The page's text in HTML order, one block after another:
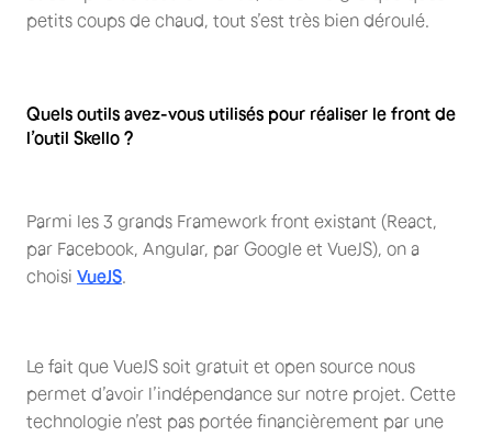
petits coups de chaud, tout s’est très bien déroulé.
Quels outils avez-vous utilisés pour réaliser le front de
l’outil Skello ?
Parmi les 3 grands Framework front existant (React,
par Facebook, Angular, par Google et VueJS), on a
choisi VueJS
Le fait que VueJS soit gratuit et open source nous
permet d’avoir l’indépendance sur notre projet. Cette
technologie n’est pas portée financièrement par une